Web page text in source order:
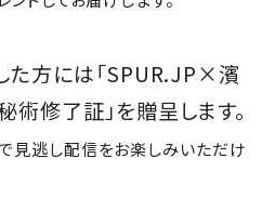
方には「SPUR.JP×濱
修了証」を贈呈します。
見逃し配信をお楽しみいただけ